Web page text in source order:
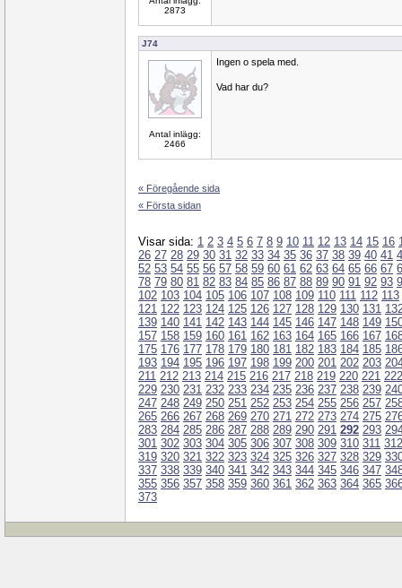
2873
J74
Antal inlägg:
2466
Ingen o spela med.
Vad har du?
« Föregående sida
« Första sidan
Visar sida: 1 2 3 4 5 6 7 8 9 10 11 12 13 14 15 16
26 27 28 29 30 31 32 33 34 35 36 37 38 39 40 41
52 53 54 55 56 57 58 59 60 61 62 63 64 65 66 67
78 79 80 81 82 83 84 85 86 87 88 89 90 91 92 93
102 103 104 105 106 107 108 109 110 111 112 113
121 122 123 124 125 126 127 128 129 130 131
139 140 141 142 143 144 145 146 147 148 149
157 158 159 160 161 162 163 164 165 166 167
175 176 177 178 179 180 181 182 183 184 185
193 194 195 196 197 198 199 200 201 202 203
211 212 213 214 215 216 217 218 219 220 221 222
229 230 231 232 233 234 235 236 237 238 239
247 248 249 250 251 252 253 254 255 256 257
265 266 267 268 269 270 271 272 273 274 275
283 284 285 286 287 288 289 290 291 292 293
301 302 303 304 305 306 307 308 309 310 311 312
319 320 321 322 323 324 325 326 327 328 329
337 338 339 340 341 342 343 344 345 346 347
355 356 357 358 359 360 361 362 363 364 365
373